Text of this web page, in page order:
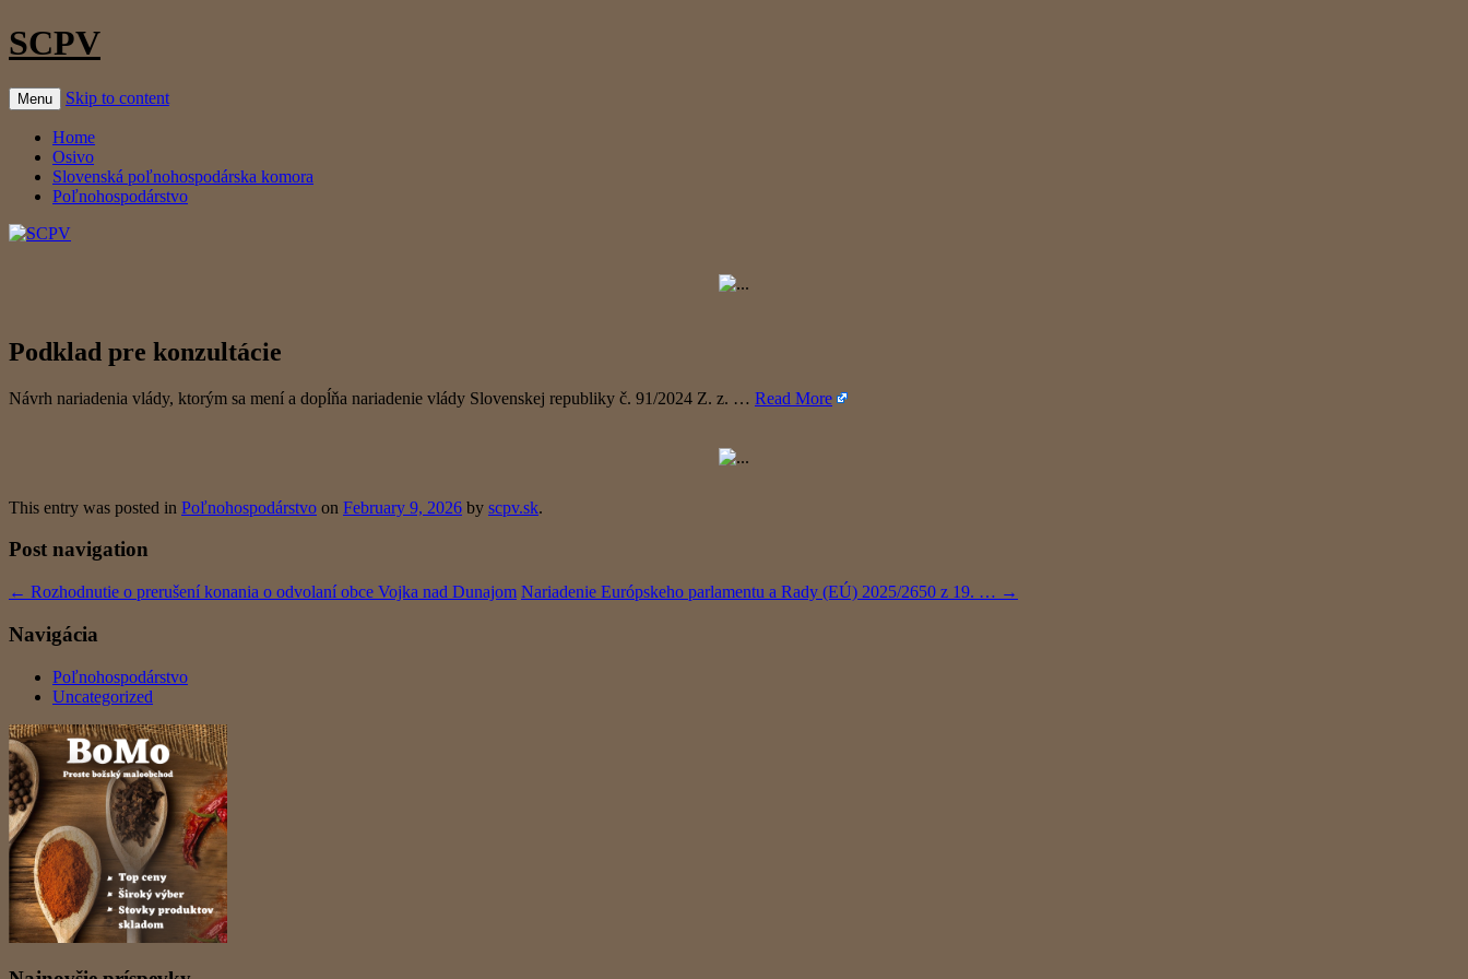
SCPV
Menu Skip to content
Home
Osivo
Slovenská poľnohospodárska komora
Poľnohospodárstvo
Podklad pre konzultácie
Návrh nariadenia vlády, ktorým sa mení a dopĺňa nariadenie vlády Slovenskej republiky č. 91/2024 Z. z. … Read More
This entry was posted in Poľnohospodárstvo on February 9, 2026 by scpv.sk.
Post navigation
← Rozhodnutie o prerušení konania o odvolaní obce Vojka nad Dunajom Nariadenie Európskeho parlamentu a Rady (EÚ) 2025/2650 z 19. … →
Navigácia
Poľnohospodárstvo
Uncategorized